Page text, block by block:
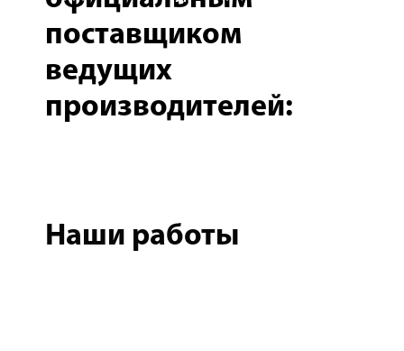
поставщиком
ведущих
производителей:
Наши работы